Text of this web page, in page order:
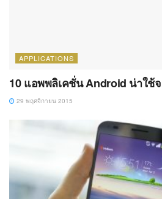
APPLICATIONS
10 แอพพลิเคชั่น Android น่าใช้
29 พฤศจิกายน 2015